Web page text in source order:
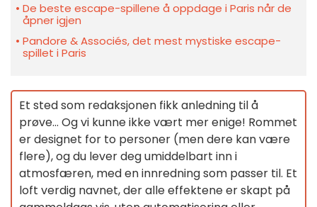
De beste escape-spillene å oppdage i Paris når de
åpner igjen
Pandore & Associés, det mest mystiske escape-
spillet i Paris
Et sted som redaksjonen fikk anledning til å
prøve... Og vi kunne ikke vært mer enige! Rommet
er designet for to personer (men dere kan være
flere), og du lever deg umiddelbart inn i
atmosfæren, med en innredning som passer til. Et
loft verdig navnet, der alle effektene er skapt på